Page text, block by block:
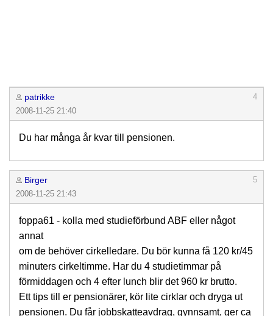
patrikke
4
2008-11-25 21:40
Du har många år kvar till pensionen.
Birger
5
2008-11-25 21:43
foppa61 - kolla med studieförbund ABF eller något
annat
om de behöver cirkelledare. Du bör kunna få 120 kr/45
minuters cirkeltimme. Har du 4 studietimmar på
förmiddagen och 4 efter lunch blir det 960 kr brutto.
Ett tips till er pensionärer, kör lite cirklar och dryga ut
pensionen. Du får jobbskatteavdrag, gynnsamt, ger ca